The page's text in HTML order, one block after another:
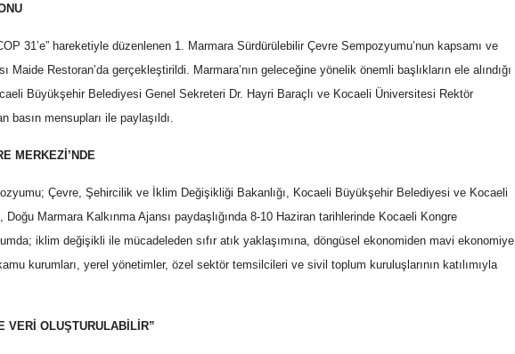
31’e” hareketiyle düzenlenen 1. Marmara Sürdürülebilir Çevre Sempozyumu’nun kapsamı ve
Maide Restoran’da gerçekleştirildi. Marmara’nın geleceğine yönelik önemli başlıkların ele alındığı
Büyükşehir Belediyesi Genel Sekreteri Dr. Hayri Baraçlı ve Kocaeli Üniversitesi Rektör
basın mensupları ile paylaşıldı.
MERKEZİ’NDE
Çevre, Şehircilik ve İklim Değişikliği Bakanlığı, Kocaeli Büyükşehir Belediyesi ve Kocaeli
Marmara Kalkınma Ajansı paydaşlığında 8-10 Haziran tarihlerinde Kocaeli Kongre
iklim değişikli ile mücadeleden sıfır atık yaklaşımına, döngüsel ekonomiden mavi ekonomiye
kurumları, yerel yönetimler, özel sektör temsilcileri ve sivil toplum kuruluşlarının katılımıyla
VERİ OLUŞTURULABİLİR”